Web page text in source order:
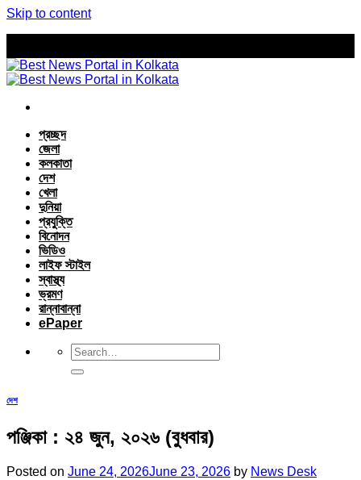
Skip to content
প্রচ্ছদ
জেলা
কলকাতা
দেশ
খেলা
দুনিয়া
প্রযুক্তি
বিনোদন
ভিডিও
লাইফ স্টাইল
স্বাস্থ্য
ভ্রমণ
রান্নাবান্না
ePaper
দেশ
পঞ্জিকা : ২৪ জুন, ২০২৬ (বুধবার)
Posted on June 24, 2026June 23, 2026 by News Desk